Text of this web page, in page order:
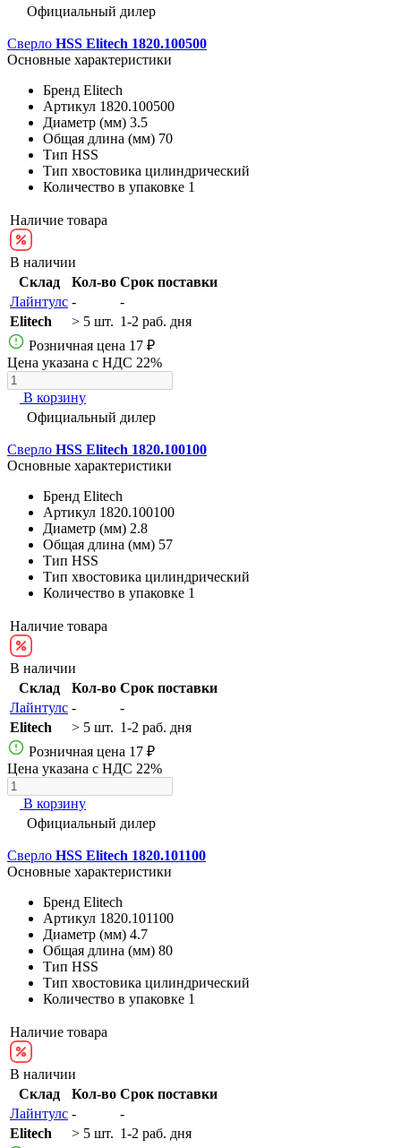
Официальный дилер
Сверло HSS Elitech 1820.100500
Основные характеристики
Бренд Elitech
Артикул 1820.100500
Диаметр (мм) 3.5
Общая длина (мм) 70
Тип HSS
Тип хвостовика цилиндрический
Количество в упаковке 1
Наличие товара
В наличии
Склад
Кол-во Срок поставки
Лайнтулс -
-
Elitech
> 5 шт. 1-2 раб. дня
Розничная цена 17 ₽
Цена указана с НДС 22%
В корзину
Официальный дилер
Сверло HSS Elitech 1820.100100
Основные характеристики
Бренд Elitech
Артикул 1820.100100
Диаметр (мм) 2.8
Общая длина (мм) 57
Тип HSS
Тип хвостовика цилиндрический
Количество в упаковке 1
Наличие товара
В наличии
Склад
Кол-во Срок поставки
Лайнтулс -
-
Elitech
> 5 шт. 1-2 раб. дня
Розничная цена 17 ₽
Цена указана с НДС 22%
В корзину
Официальный дилер
Сверло HSS Elitech 1820.101100
Основные характеристики
Бренд Elitech
Артикул 1820.101100
Диаметр (мм) 4.7
Общая длина (мм) 80
Тип HSS
Тип хвостовика цилиндрический
Количество в упаковке 1
Наличие товара
В наличии
Склад
Кол-во Срок поставки
Лайнтулс -
-
Elitech
> 5 шт. 1-2 раб. дня